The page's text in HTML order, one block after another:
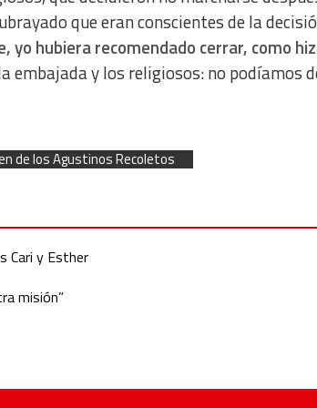
que eran conscientes de la
yo hubiera recomendado cerrar, como
embajada y los religiosos: no podíamos
de los Agustinos Recoletos
Cari y Esther
misión”